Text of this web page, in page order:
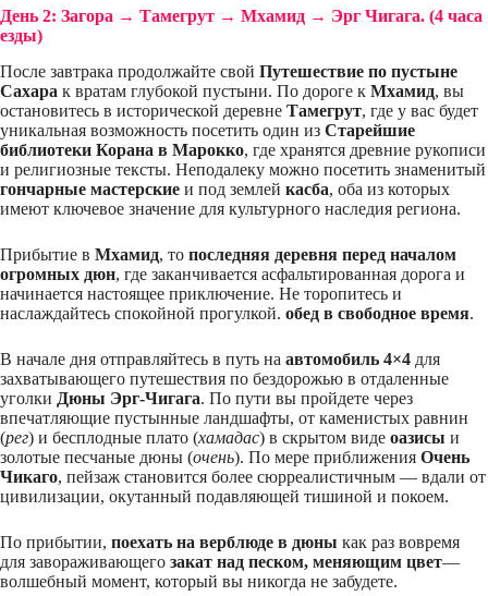
День 2: Загора → Тамегрут → Мхамид → Эрг Чигага. (4 часа
езды)
После завтрака продолжайте свой Путешествие по пустыне
Сахара к вратам глубокой пустыни. По дороге к Мхамид, вы
остановитесь в исторической деревне Тамегрут, где у вас будет
уникальная возможность посетить один из Старейшие
библиотеки Корана в Марокко, где хранятся древние рукописи
и религиозные тексты. Неподалеку можно посетить знаменитый
гончарные мастерские и под землей касба, оба из которых
имеют ключевое значение для культурного наследия региона.
Прибытие в Мхамид, то последняя деревня перед началом
огромных дюн, где заканчивается асфальтированная дорога и
начинается настоящее приключение. Не торопитесь и
наслаждайтесь спокойной прогулкой. обед в свободное время.
В начале дня отправляйтесь в путь на автомобиль 4×4 для
захватывающего путешествия по бездорожью в отдаленные
уголки Дюны Эрг-Чигага. По пути вы пройдете через
впечатляющие пустынные ландшафты, от каменистых равнин
(рег) и бесплодные плато (хамадас) в скрытом виде оазисы и
золотые песчаные дюны (очень). По мере приближения Очень
Чикаго, пейзаж становится более сюрреалистичным — вдали от
цивилизации, окутанный подавляющей тишиной и покоем.
По прибытии, поехать на верблюде в дюны как раз вовремя
для завораживающего закат над песком, меняющим цвет—
волшебный момент, который вы никогда не забудете.